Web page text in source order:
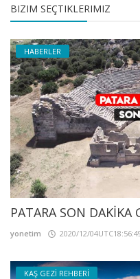
BIZIM SEÇTIKLERIMIZ
HABERLER
PATARA SON DAKİKA
yonetim 2020/12/
KAŞ GEZİ REHBERİ